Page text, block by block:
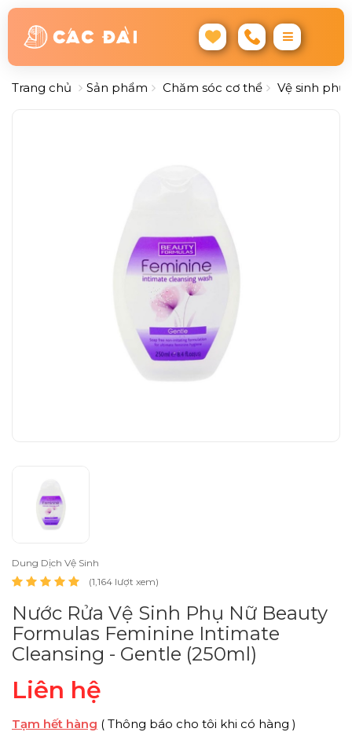
Trang chủ Sản phẩm Chăm sóc cơ thể Vệ sinh phụ
Dung Dịch Vệ Sinh
(1,164 lượt xem)
Nước Rửa Vệ Sinh Phụ Nữ Beauty
Formulas Feminine Intimate
Cleansing - Gentle (250ml)
Liên hệ
Tạm hết hàng ( Thông báo cho tôi khi có hàng )